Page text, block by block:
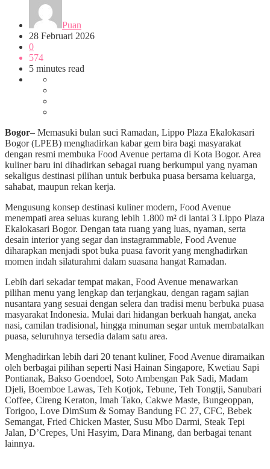
Puan
28 Februari 2026
0
574
5 minutes read
Bogor– Memasuki bulan suci Ramadan, Lippo Plaza Ekalokasari
Bogor (LPEB) menghadirkan kabar gem bira bagi masyarakat
dengan resmi membuka Food Avenue pertama di Kota Bogor. Area
kuliner baru ini dihadirkan sebagai ruang berkumpul yang nyaman
sekaligus destinasi pilihan untuk berbuka puasa bersama keluarga,
sahabat, maupun rekan kerja.
Mengusung konsep destinasi kuliner modern, Food Avenue
menempati area seluas kurang lebih 1.800 m² di lantai 3 Lippo Plaza
Ekalokasari Bogor. Dengan tata ruang yang luas, nyaman, serta
desain interior yang segar dan instagrammable, Food Avenue
diharapkan menjadi spot buka puasa favorit yang menghadirkan
momen indah silaturahmi dalam suasana hangat Ramadan.
Lebih dari sekadar tempat makan, Food Avenue menawarkan
pilihan menu yang lengkap dan terjangkau, dengan ragam sajian
nusantara yang sesuai dengan selera dan tradisi menu berbuka puasa
masyarakat Indonesia. Mulai dari hidangan berkuah hangat, aneka
nasi, camilan tradisional, hingga minuman segar untuk membatalkan
puasa, seluruhnya tersedia dalam satu area.
Menghadirkan lebih dari 20 tenant kuliner, Food Avenue diramaikan
oleh berbagai pilihan seperti Nasi Hainan Singapore, Kwetiau Sapi
Pontianak, Bakso Goendoel, Soto Ambengan Pak Sadi, Madam
Djeli, Boemboe Lawas, Teh Kotjok, Tebune, Teh Tongtji, Sanubari
Coffee, Cireng Keraton, Imah Tako, Cakwe Maste, Bungeoppan,
Torigoo, Love DimSum & Somay Bandung FC 27, CFC, Bebek
Semangat, Fried Chicken Master, Susu Mbo Darmi, Steak Tepi
Jalan, D’Crepes, Uni Hasyim, Dara Minang, dan berbagai tenant
lainnya.